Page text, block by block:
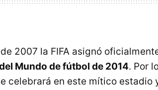
2007 la FIFA asignó
Mundo de fútbol de 2014. Por
celebrará en este mítico estadio